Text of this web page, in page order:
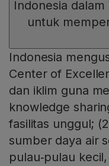
Indonesia dalam
untuk
Indonesia
Center of
dan iklim guna
knowledge
fasilitas unggul;
sumber daya air
pulau‑pulau